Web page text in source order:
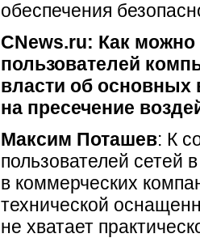
обеспечения
CNews.ru: Как
пользователей
власти об основных
на пресечение
Максим Поташев: К
пользователей сетей
в коммерческих
технической
не хватает